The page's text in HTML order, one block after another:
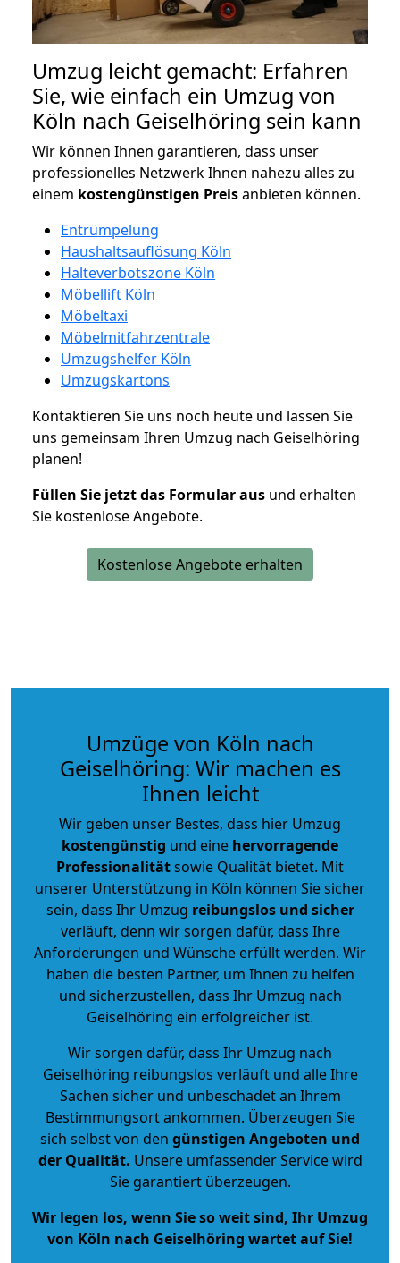
Umzug leicht gemacht: Erfahren
Sie, wie einfach ein Umzug von
Köln nach Geiselhöring sein kann
Wir können Ihnen garantieren, dass unser
professionelles Netzwerk Ihnen nahezu alles zu
einem kostengünstigen Preisanbieten können.
Entrümpelung
Haushaltsauflösung Köln
Halteverbotszone Köln
Möbellift Köln
Möbeltaxi
Möbelmitfahrzentrale
Umzugshelfer Köln
Umzugskartons
Kontaktieren Sie uns noch heute und lassen Sie
uns gemeinsam Ihren Umzug nach Geiselhöring
planen!
Füllen Sie jetzt das Formular aus und erhalten
Sie kostenlose Angebote.
Kostenlose Angebote erhalten
Umzüge von Köln nach
Geiselhöring: Wir machen es
Ihnen leicht
Wir geben unser Bestes, dass hier Umzug
kostengünstig und eine hervorragende
Professionalitätsowie Qualität bietet. Mit
unserer Unterstützung in Köln können Sie sicher
sein, dass Ihr Umzug reibungslos und sicher
verläuft, denn wir sorgen dafür, dass Ihre
Anforderungen und Wünsche erfüllt werden. Wir
haben die besten Partner, um Ihnen zu helfen
und sicherzustellen, dass Ihr Umzug nach
Geiselhöring ein erfolgreicher ist.
Wir sorgen dafür, dass Ihr Umzug nach
Geiselhöring reibungslos verläuft und alle Ihre
Sachen sicher und unbeschadet an Ihrem
Bestimmungsort ankommen. Überzeugen Sie
sich selbst von den günstigen Angeboten und
der Qualität. Unsere umfassender Service wird
Sie garantiert überzeugen.
Wir legen los, wenn Sie so weit sind, Ihr Umzug
von Köln nach Geiselhöring wartet auf Sie!